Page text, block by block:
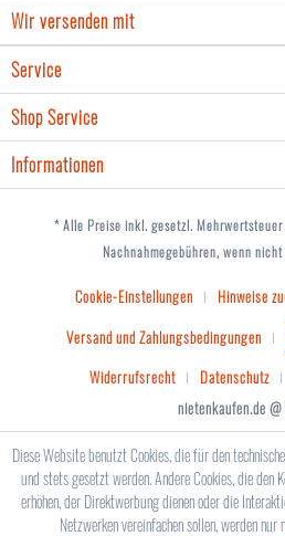
Wir versenden mit
Service
Shop Service
Informationen
* Alle Preise inkl. gesetzl. Mehrwertsteuer
Nachnahmegebühren, wenn
Cookie-Einstellungen
Hinweise
Versand und Zahlungsbedingungen
Widerrufsrecht Datenschutz
nietenkaufen.de
Diese Website benutzt Cookies, die für den
und stets gesetzt werden. Andere Cookies, die
erhöhen, der Direktwerbung dienen oder die
Netzwerken vereinfachen sollen, werden